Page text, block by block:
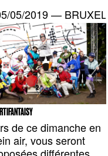
05/2019 —
de ce dimanche en
air, vous seront